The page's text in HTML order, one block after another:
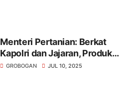
Menteri Pertanian: Berkat
Kapolri dan Jajaran, Produksi
Jagung Naik
GROBOGAN JUL 10, 2025